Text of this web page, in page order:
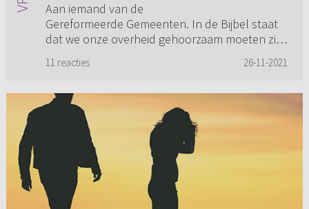
Aan iemand van de
Gereformeerde Gemeenten. In de Bijbel staat
dat we onze overheid gehoorzaam moeten zijn,
regeltjes in alle situaties? Ook als je bijvoo...
11 reacties 26-11-2021